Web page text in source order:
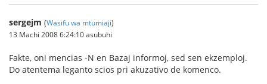
sergejm (Wasifu wa mtumiaji)
13 Machi 2008 6:24:10 asubuhi
Fakte, oni mencias -N en Bazaj informoj, sed sen ekzemploj.
Do atentema leganto scios pri akuzativo de komenco.